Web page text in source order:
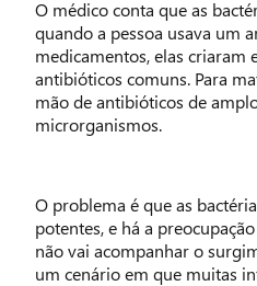
O médico conta que as
quando a pessoa usava um
medicamentos, elas criaram
antibióticos comuns. Para
mão de antibióticos de
microrganismos.
O problema é que as
potentes, e há a
não vai acompanhar o
um cenário em que muitas